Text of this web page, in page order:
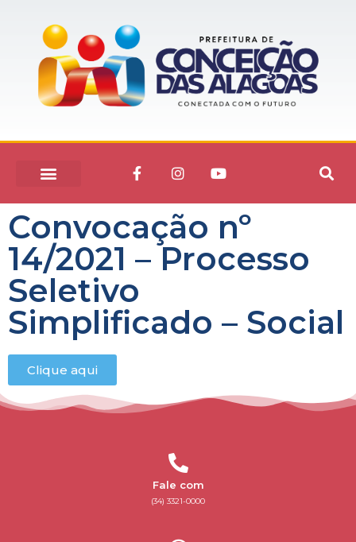
Convocação nº
14/2021 – Processo
Seletivo
Simplificado – Social
Clique aqui
Fale com
(34) 3321-0000